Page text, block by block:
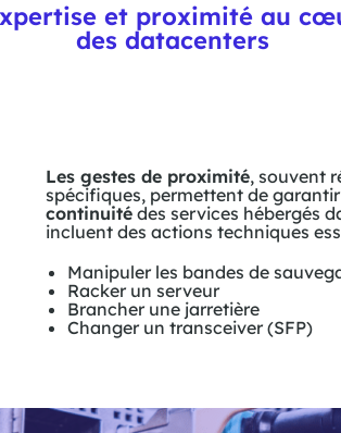
et proximité au
des datacenters
Les gestes de proximité, souvent
spécifiques, permettent de
continuitédes services hébergés
incluent des actions techniques
Manipuler les bandes de
Racker un serveur
Brancher une jarretière
Changer un transceiver (SFP)